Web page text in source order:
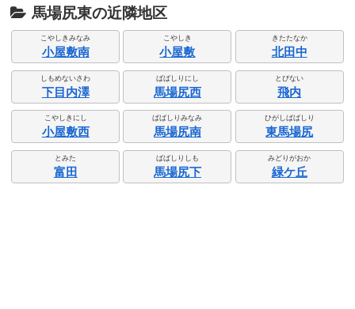
馬場尻東の近隣地区
こやしきみなみ
小屋敷南
こやしき
小屋敷
きたたなか
北田中
しもめないさわ
下目内澤
ばばしりにし
馬場尻西
とびない
飛内
こやしきにし
小屋敷西
ばばしりみなみ
馬場尻南
ひがしばばしり
東馬場尻
とみた
富田
ばばしりしも
馬場尻下
みどりがおか
緑ケ丘